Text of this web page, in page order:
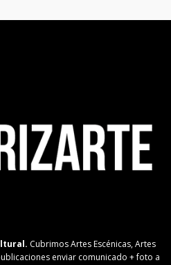
Cubrimos Artes Escénicas, Artes
enviar comunicado + foto a